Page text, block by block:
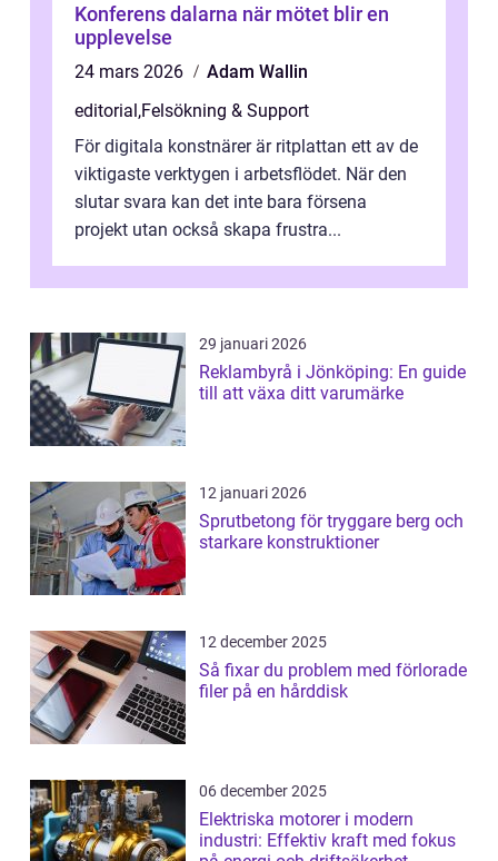
Konferens dalarna när mötet blir en
upplevelse
24 mars 2026
Adam Wallin
editorial,Felsökning & Support
För digitala konstnärer är ritplattan ett av de
viktigaste verktygen i arbetsflödet. När den
slutar svara kan det inte bara försena
projekt utan också skapa frustra...
29 januari 2026
Reklambyrå i Jönköping: En guide
till att växa ditt varumärke
12 januari 2026
Sprutbetong för tryggare berg och
starkare konstruktioner
12 december 2025
Så fixar du problem med förlorade
filer på en hårddisk
06 december 2025
Elektriska motorer i modern
industri: Effektiv kraft med fokus